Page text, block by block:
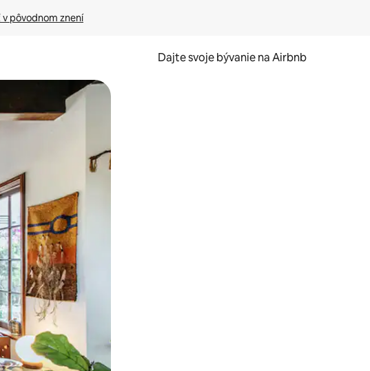
pôvodnom znení
Dajte svoje bývanie na Airbnb
ich preskúmať pomocou dotykových gest či potiahnutia prstom.